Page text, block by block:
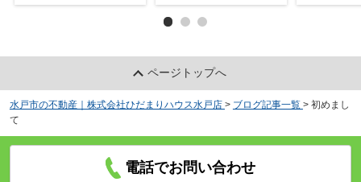
ページトップへ
水戸市の不動産｜株式会社ひだまりハウス水戸店 > ブログ記事一覧 > 初めまし
て
電話でお問い合わせ